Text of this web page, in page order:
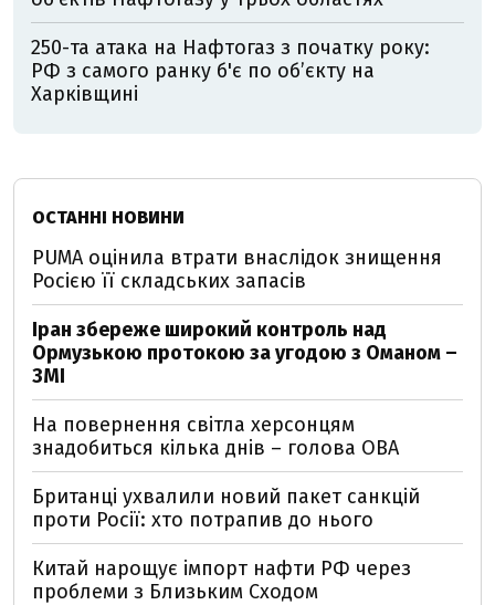
250-та атака на Нафтогаз з початку року:
РФ з самого ранку б'є по об’єкту на
Харківщині
ОСТАННІ НОВИНИ
PUMA оцінила втрати внаслідок знищення
Росією її складських запасів
Іран збереже широкий контроль над
Ормузькою протокою за угодою з Оманом –
ЗМІ
На повернення світла херсонцям
знадобиться кілька днів – голова ОВА
Британці ухвалили новий пакет санкцій
проти Росії: хто потрапив до нього
Китай нарощує імпорт нафти РФ через
проблеми з Близьким Сходом